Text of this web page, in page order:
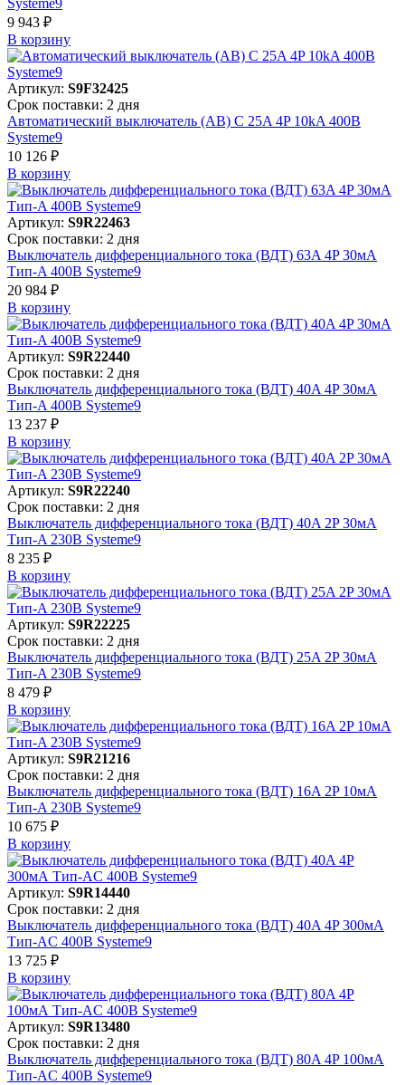
9 943 ₽
В корзинy
Артикул: S9F32425
Срок поставки: 2 дня
Автоматический выключатель (АВ) C 25A 4P 10kA 400В
Systeme9
10 126 ₽
В корзинy
Артикул: S9R22463
Срок поставки: 2 дня
Выключатель дифференциального тока (ВДТ) 63A 4P 30мА
Тип-A 400В Systeme9
20 984 ₽
В корзинy
Артикул: S9R22440
Срок поставки: 2 дня
Выключатель дифференциального тока (ВДТ) 40A 4P 30мА
Тип-A 400В Systeme9
13 237 ₽
В корзинy
Артикул: S9R22240
Срок поставки: 2 дня
Выключатель дифференциального тока (ВДТ) 40A 2P 30мА
Тип-A 230В Systeme9
8 235 ₽
В корзинy
Артикул: S9R22225
Срок поставки: 2 дня
Выключатель дифференциального тока (ВДТ) 25A 2P 30мА
Тип-A 230В Systeme9
8 479 ₽
В корзинy
Артикул: S9R21216
Срок поставки: 2 дня
Выключатель дифференциального тока (ВДТ) 16A 2P 10мА
Тип-A 230В Systeme9
10 675 ₽
В корзинy
Артикул: S9R14440
Срок поставки: 2 дня
Выключатель дифференциального тока (ВДТ) 40A 4P 300мА
Тип-AC 400В Systeme9
13 725 ₽
В корзинy
Артикул: S9R13480
Срок поставки: 2 дня
Выключатель дифференциального тока (ВДТ) 80A 4P 100мА
Тип-AC 400В Systeme9